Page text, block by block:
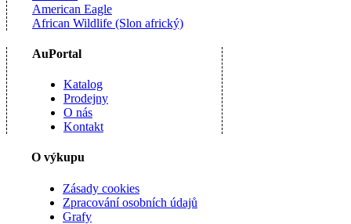
American Eagle
African Wildlife (Slon africký)
AuPortal
Katalog
Prodejny
O nás
Kontakt
O výkupu
Zásady cookies
Zpracování osobních údajů
Grafy